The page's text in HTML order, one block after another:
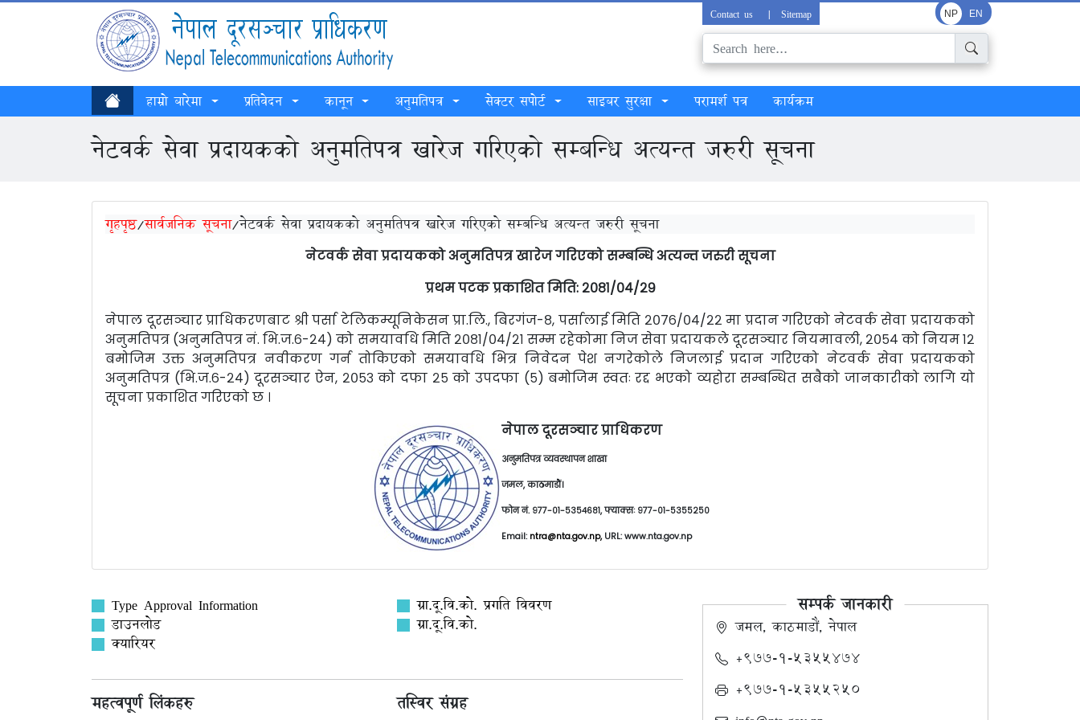
Contact us | Sitemap NP EN
हाम्रो बारेमा प्रतिवेदन कानून अनुमतिपत्र सेक्टर सपोर्ट साइबर सुरक्षा परामर्श पत्र कार्यक्रम
नेटवर्क सेवा प्रदायकको अनुमतिपत्र खारेज गरिएको सम्बन्धि अत्यन्त जरुरी सूचना
गृहपृष्ठ/सार्वजनिक सूचना/नेटवर्क सेवा प्रदायकको अनुमतिपत्र खारेज गरिएको सम्बन्धि अत्यन्त जरुरी सूचना
नेटवर्क सेवा प्रदायकको अनुमतिपत्र खारेज गरिएको सम्बन्धि अत्यन्त जरुरी सूचना
प्रथम पटक प्रकाशित मिति: २०८१/०४/२९
नेपाल दूरसञ्चार प्राधिकरणबाट श्री पर्सा टेलिकम्यूनिकेसन प्रा.लि., बिरगंज-८, पर्सालाई मिति २०७६/०४/२२ मा प्रदान गरिएको नेटवर्क सेवा प्रदायकको
अनुमतिपत्र (अनुमतिपत्र नं. भि.ज.६-२४) को समयावधि मिति २०८१/०४/२१ सम्म रहेकोमा निज सेवा प्रदायकले दूरसञ्चार नियमावली, २०५४ को नियम १२
बमोजिम उक्त अनुमतिपत्र नवीकरण गर्न तोकिएको समयावधि भित्र निवेदन पेश नगरेकोले निजलाई प्रदान गरिएको नेटवर्क सेवा प्रदायकको
अनुमतिपत्र (भि.ज.६-२४) दूरसञ्चार ऐन, २०५३ को दफा २५ को उपदफा (५) बमोजिम स्वतः रद्द भएको व्यहोरा सम्बन्धित सबैको जानकारीको लागि यो
सूचना प्रकाशित गरिएको छ ।
नेपाल दूरसञ्चार प्राधिकरण
अनुमतिपत्र व्यवस्थापन शाखा
जमल, काठमाडौं।
फोन नं. ९७७-०१-५३५४६८१, फ्याक्सः ९७७-०१-५३५५२५०
Email: ntra@nta.gov.np,URL: www.nta.gov.np
Type Approval Information
डाउनलोड
क्यारियर
ग्रा.दू.वि.को. प्रगति विवरण
ग्रा.दू.वि.को.
महत्वपूर्ण लिंकहरु तस्विर संग्रह
सम्पर्क जानकारी
जमल, काठमाडौं, नेपाल
+९७७-१-५३५५४७४
+९७७-१-५३५५२५०